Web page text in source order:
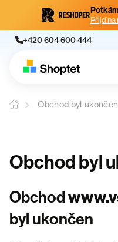
Přijď na
+420 604 600 444
Obchod byl ukončen
Obchod byl
Obchod
byl ukončen